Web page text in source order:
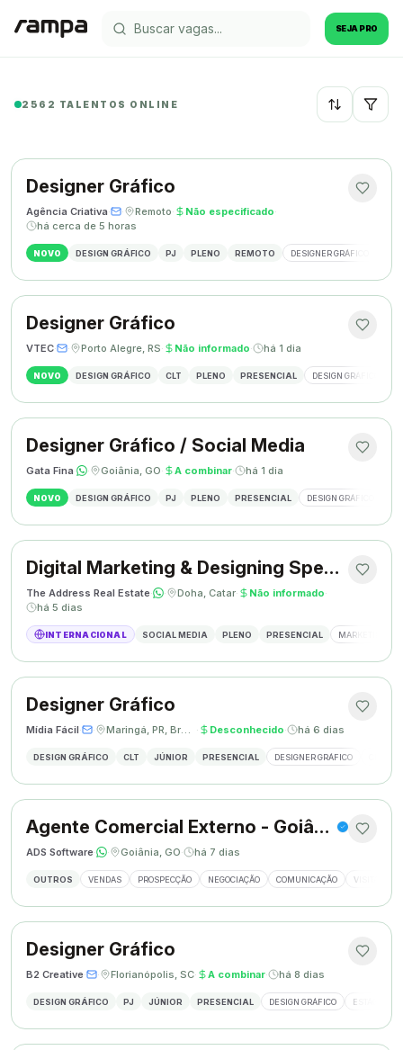
SEJA PRO
2562 TALENTOS ONLINE Recentes
Designer Gráfico
Agência Criativa· · Remoto· Não especificado·
há cerca de 5 horas
NOVO DESIGN GRÁFICO PJ PLENO REMOTO DESIGNER GRÁFICO
Designer Gráfico
VTEC· · Porto Alegre, RS· Não informado· há 1 dia
NOVO DESIGN GRÁFICO CLT PLENO PRESENCIAL DESIGN GRÁFICO
Designer Gráfico / Social Media
Gata Fina· · Goiânia, GO· A combinar· há 1 dia
NOVO DESIGN GRÁFICO PJ PLENO PRESENCIAL DESIGN GRÁFICO
Digital Marketing & Designing Specialist
The Address Real Estate· · Doha, Catar· Não informado·
há 5 dias
INTERNACIONAL SOCIAL MEDIA PLENO PRESENCIAL MARKETING
Designer Gráfico
Mídia Fácil· · Maringá, PR, Brasil · Desconhecido· há 6 dias
DESIGN GRÁFICO CLT JÚNIOR PRESENCIAL DESIGNER GRÁFICO
Agente Comercial Externo - Goiânia
ADS Software· · Goiânia, GO· há 7 dias
OUTROS VENDAS PROSPECÇÃO NEGOCIAÇÃO COMUNICAÇÃO VISITAS
Designer Gráfico
B2 Creative· · Florianópolis, SC· A combinar· há 8 dias
DESIGN GRÁFICO PJ JÚNIOR PRESENCIAL DESIGN GRÁFICO ESTÁGIO